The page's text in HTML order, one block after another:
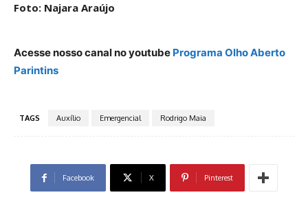
Foto: Najara Araújo
Acesse nosso canal no youtube Programa Olho Aberto
Parintins
TAGS Auxílio Emergencial Rodrigo Maia
Facebook X Pinterest